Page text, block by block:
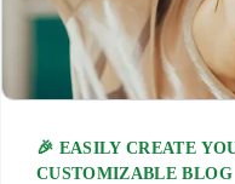
🎉 EASILY CREATE
CUSTOMIZABLE BLOG